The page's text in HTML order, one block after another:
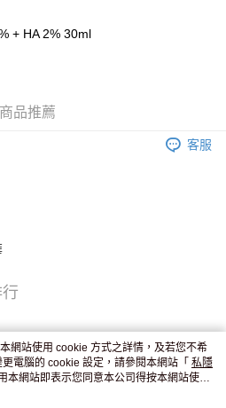
2-4個工作天送達
+ HA 2% 30ml
商品推薦
客服
網站使用 cookie 方式之詳情，及若您不希
電腦的 cookie 設定，請參閱本網站「 私隱
本網站即表示您同意本公司得按本網站使用